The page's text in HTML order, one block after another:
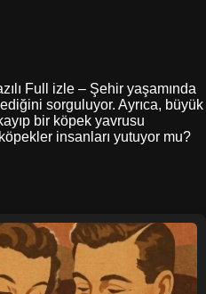
Full izle – Şehir yaşamında
sorguluyor. Ayrıca, büyük
bir köpek yavrusu
insanları yutuyor mu?